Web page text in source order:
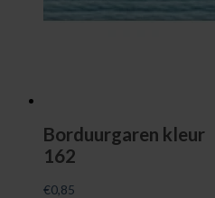
Borduurgaren kleur
162
€0,85